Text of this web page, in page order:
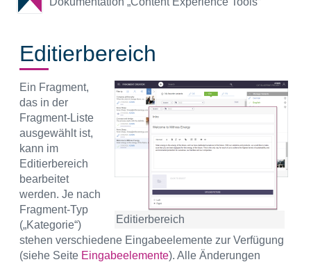
Editierbereich
Editierbereich
Ein Fragment,
das in der
Fragment-Liste
ausgewählt ist,
kann im
Editierbereich
bearbeitet
werden. Je nach
Fragment-Typ
(„Kategorie“)
stehen verschiedene Eingabeelemente zur Verfügung
(siehe Seite Eingabeelemente). Alle Änderungen